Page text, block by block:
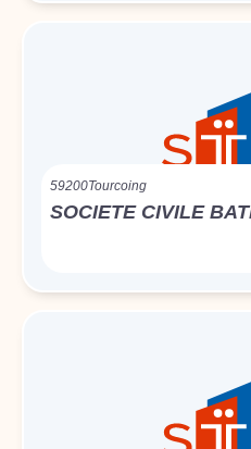
59200Tourcoing
SOCIETE CIVILE